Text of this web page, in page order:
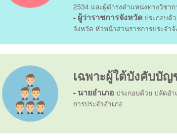
2534 และผู้ดำรงตำแหน่งทางวิชา
- ผู้ว่าราชการจังหวัด ประกอบด้
จังหวัด หัวหน้าส่วนราชการประจำ
เฉพาะผู้ใต้บังคับบัญ
- นายอำเภอ ประกอบด้วย ปลัดอ
การประจำอำเภอ